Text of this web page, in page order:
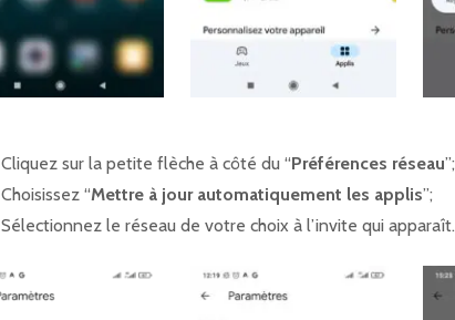
Cliquez sur la petite flèche à côté du “Préférences réseau”;
Choisissez “Mettre à jour automatiquement les applis”;
Sélectionnez le réseau de votre choix à l’invite qui apparaît.